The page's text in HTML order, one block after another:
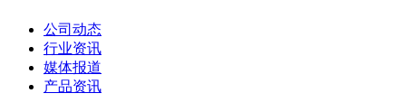
公司动态
行业资讯
媒体报道
产品资讯